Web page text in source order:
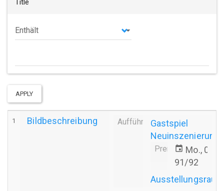
Title
Operator
APPLY
1 Bildbeschreibung AufführungGastspiel
Neuinszenierung
Premiere
event Mo.,
91/92
Ausstellungsraum